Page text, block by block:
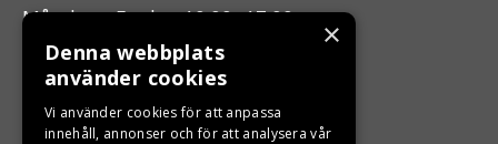
Måndag - Fredag 10.00 -17.00
LJUNGBERGS MOTOR
Din BRP återförsäljare i Sveg!
×
Denna webbplats
använder cookies
Vi använder cookies för att anpassa
innehåll, annonser och för att analysera vår